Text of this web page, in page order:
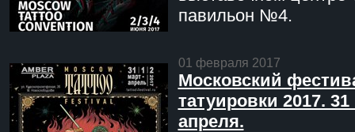
павильон №4.
01 февраля 2017
Московский
татуировки 2017. 31
апреля.